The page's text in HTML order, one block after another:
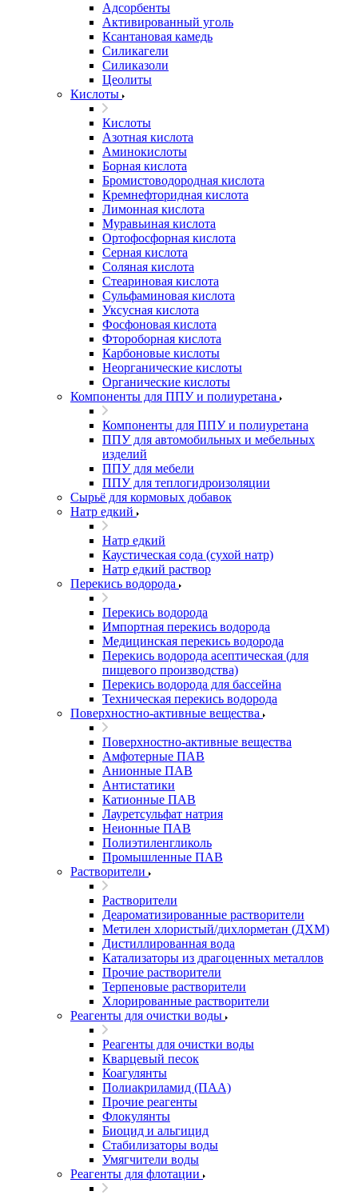
Адсорбенты
Активированный уголь
Ксантановая камедь
Силикагели
Силиказоли
Цеолиты
Кислоты
Кислоты
Азотная кислота
Аминокислоты
Борная кислота
Бромистоводородная кислота
Кремнефторидная кислота
Лимонная кислота
Муравьиная кислота
Ортофосфорная кислота
Серная кислота
Соляная кислота
Стеариновая кислота
Сульфаминовая кислота
Уксусная кислота
Фосфоновая кислота
Фтороборная кислота
Карбоновые кислоты
Неорганические кислоты
Органические кислоты
Компоненты для ППУ и полиуретана
Компоненты для ППУ и полиуретана
ППУ для автомобильных и мебельных
изделий
ППУ для мебели
ППУ для теплогидроизоляции
Сырьё для кормовых добавок
Натр едкий
Натр едкий
Каустическая сода (сухой натр)
Натр едкий раствор
Перекись водорода
Перекись водорода
Импортная перекись водорода
Медицинская перекись водорода
Перекись водорода асептическая (для
пищевого производства)
Перекись водорода для бассейна
Техническая перекись водорода
Поверхностно-активные вещества
Поверхностно-активные вещества
Амфотерные ПАВ
Анионные ПАВ
Антистатики
Катионные ПАВ
Лауретсульфат натрия
Неионные ПАВ
Полиэтиленгликоль
Промышленные ПАВ
Растворители
Растворители
Деароматизированные растворители
Метилен хлористый/дихлорметан (ДХМ)
Дистиллированная вода
Катализаторы из драгоценных металлов
Прочие растворители
Терпеновые растворители
Хлорированные растворители
Реагенты для очистки воды
Реагенты для очистки воды
Кварцевый песок
Коагулянты
Полиакриламид (ПАА)
Прочие реагенты
Флокулянты
Биоцид и альгицид
Стабилизаторы воды
Умягчители воды
Реагенты для флотации